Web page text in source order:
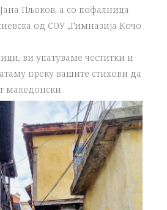
Пљоков, а со пофалница
од СОУ „Гимназија Кочо
ви упатуваме честитки и
преку вашите стихови да
македонски.